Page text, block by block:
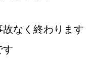
なく終わります
す